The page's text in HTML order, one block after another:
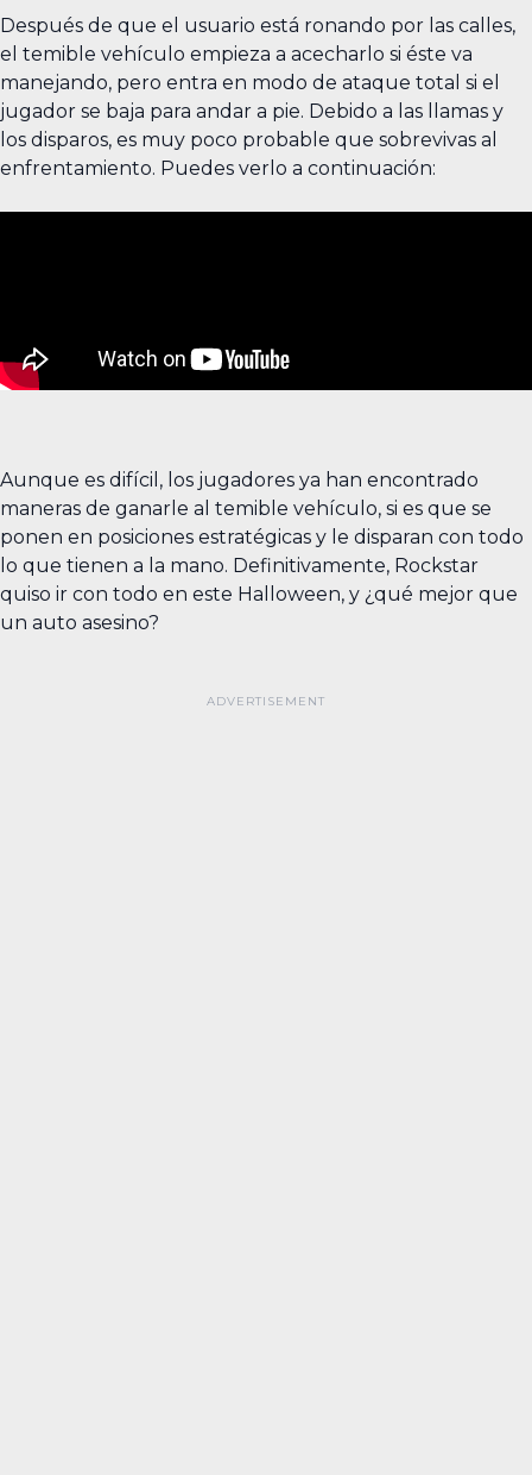
Después de que el usuario está ronando por las calles,
el temible vehículo empieza a acecharlo si éste va
manejando, pero entra en modo de ataque total si el
jugador se baja para andar a pie. Debido a las llamas y
los disparos, es muy poco probable que sobrevivas al
enfrentamiento. Puedes verlo a continuación:
Aunque es difícil, los jugadores ya han encontrado
maneras de ganarle al temible vehículo, si es que se
ponen en posiciones estratégicas y le disparan con todo
lo que tienen a la mano. Definitivamente, Rockstar
quiso ir con todo en este Halloween, y ¿qué mejor que
un auto asesino?